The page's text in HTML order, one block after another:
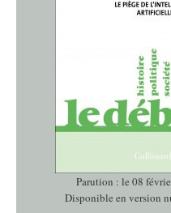
Parution : le 08
Disponible en version